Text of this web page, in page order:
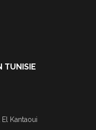
TUNISIE
Kantaoui